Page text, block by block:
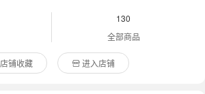
130
全部商品
店铺收藏 进入店铺